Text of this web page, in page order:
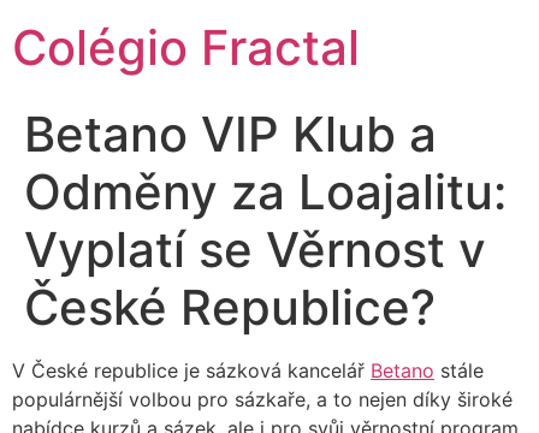
Colégio Fractal
Betano VIP Klub a
Odměny za Loajalitu:
Vyplatí se Věrnost v
České Republice?
V České republice je sázková kancelář Betano stále
populárnější volbou pro sázkaře, a to nejen díky široké
nabídce kurzů a sázek, ale i pro svůj věrnostní program.